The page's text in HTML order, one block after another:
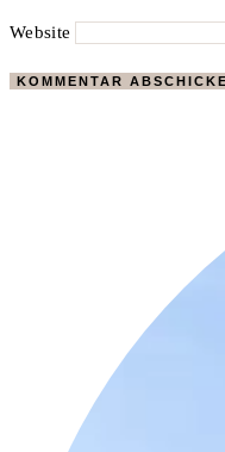
Website